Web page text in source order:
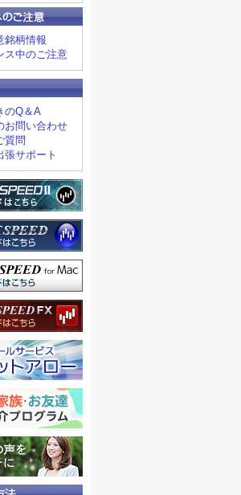
銘柄情報
ス中のご注意
のQ＆A
お問い合わせ
質問
張サポート